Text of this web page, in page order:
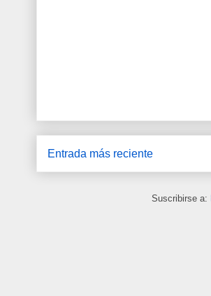
Entrada más reciente
Suscribirse a: